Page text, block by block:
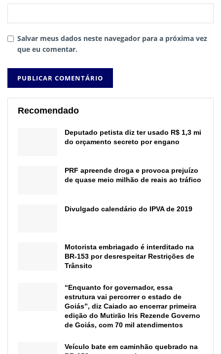
Salvar meus dados neste navegador para a próxima vez
que eu comentar.
Recomendado
Deputado petista diz ter usado R$ 1,3 mi
do orçamento secreto por engano
PRF apreende droga e provoca prejuízo
de quase meio milhão de reais ao tráfico
Divulgado calendário do IPVA de 2019
Motorista embriagado é interditado na
BR-153 por desrespeitar Restrições de
Trânsito
“Enquanto for governador, essa
estrutura vai percorrer o estado de
Goiás”, diz Caiado ao encerrar primeira
edição do Mutirão Iris Rezende Governo
de Goiás, com 70 mil atendimentos
Veículo bate em caminhão quebrado na